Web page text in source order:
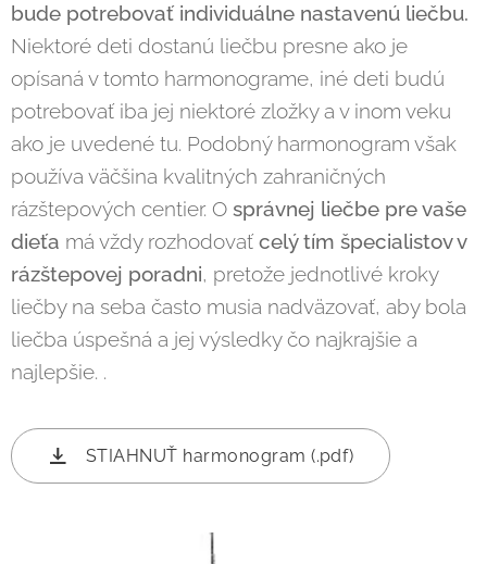
bude potrebovať individuálne nastavenú liečbu.
Niektoré deti dostanú liečbu presne ako je
opísaná v tomto harmonograme, iné deti budú
potrebovať iba jej niektoré zložky a v inom veku
ako je uvedené tu. Podobný harmonogram však
používa väčšina kvalitných zahraničných
rázštepových centier. O správnej liečbe pre vaše
dieťa má vždy rozhodovať celý tím špecialistov v
rázštepovej poradni, pretože jednotlivé kroky
liečby na seba často musia nadväzovať, aby bola
liečba úspešná a jej výsledky čo najkrajšie a
najlepšie. .
STIAHNUŤ harmonogram (.pdf)